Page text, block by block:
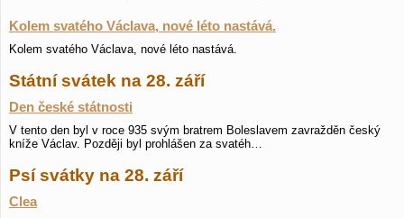
Kolem svatého Václava, nové léto nastává.
Kolem svatého Václava, nové léto nastává.
Státní svátek na 28. září
Den české státnosti
V tento den byl v roce 935 svým bratrem Boleslavem zavražděn český
kníže Václav. Později byl prohlášen za svatéh…
Psí svátky na 28. září
Clea